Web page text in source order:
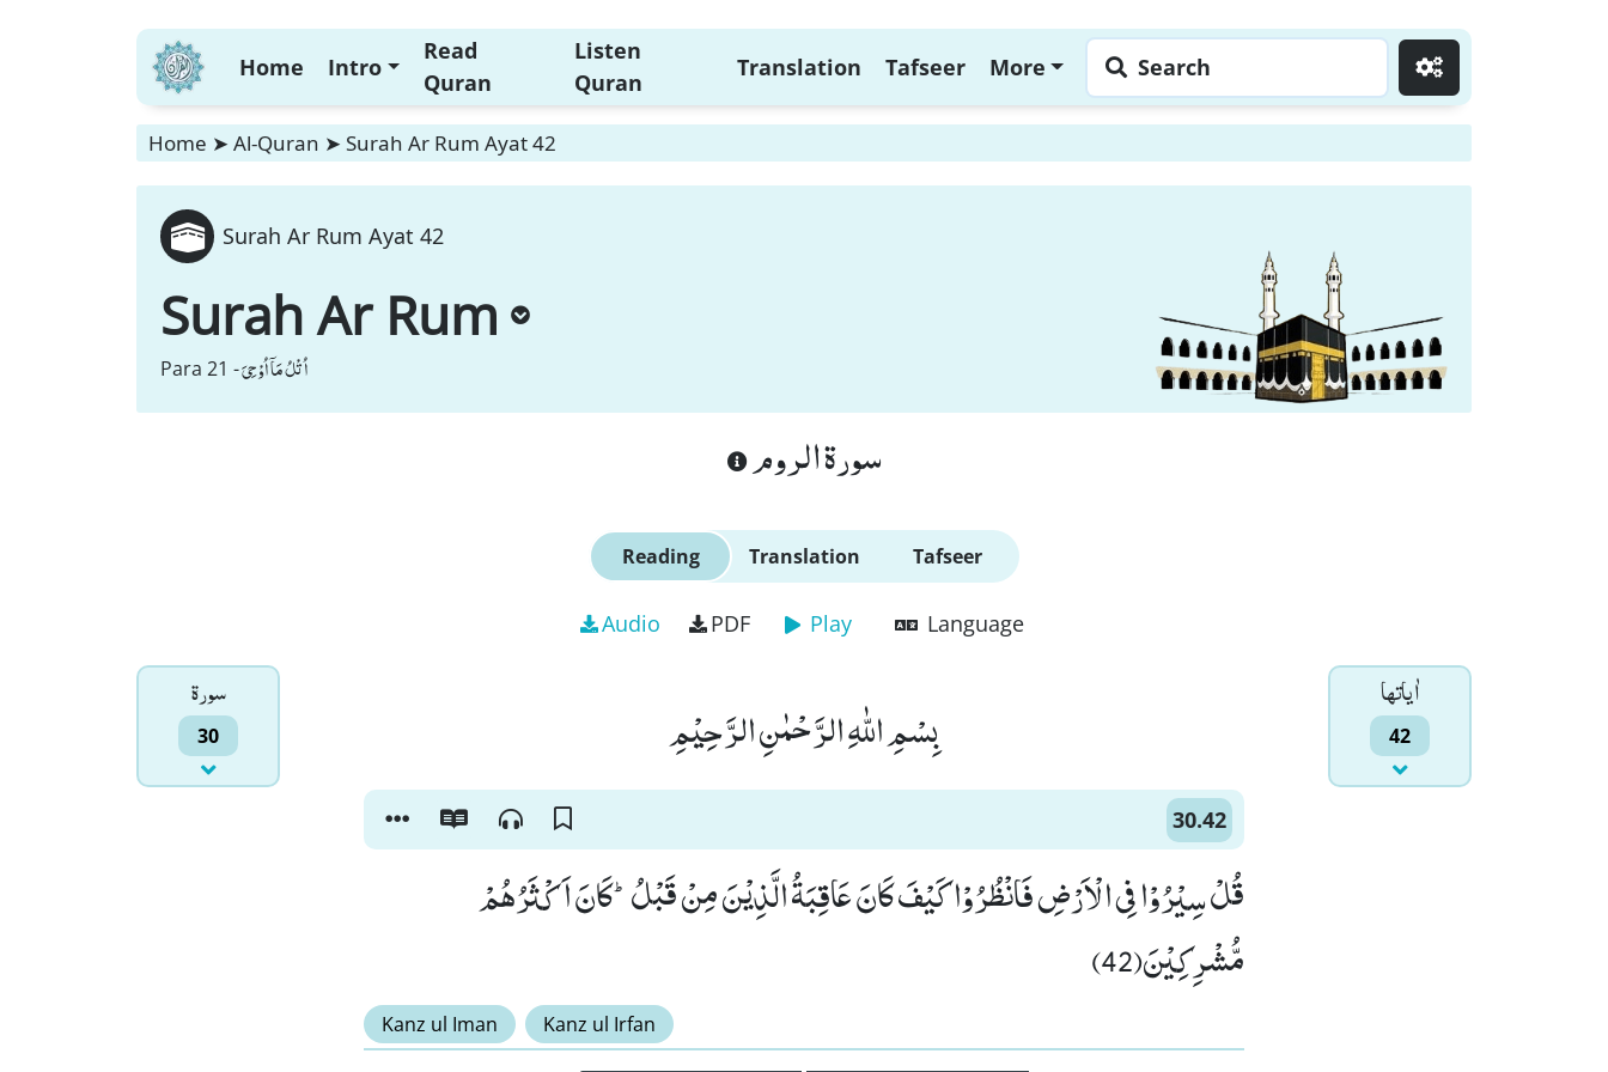
Home Intro
Read
Quran
Listen
Quran
Translation Tafseer More Search
Home ➤ Al-Quran ➤ Surah Ar Rum Ayat 42
Surah Ar Rum Ayat 42
Surah Ar Rum
Para 21 -اُتْلُ مَاۤ اُوْحِیَ
سورة الروم
Reading Translation Tafseer
Audio PDF Play Language
سورۃ
30
اٰياتها
42 بِسْمِ اللّٰهِ الرَّحْمٰنِ الرَّحِیْمِ
30.42
قُلْ سِیْرُوْا فِی الْاَرْضِ فَانْظُرُوْا كَیْفَ كَانَ عَاقِبَةُ الَّذِیْنَ مِنْ قَبْلُؕ-كَانَ اَكْثَرُهُمْ
مُّشْرِكِیْنَ(42)
Kanz ul Iman Kanz ul Irfan